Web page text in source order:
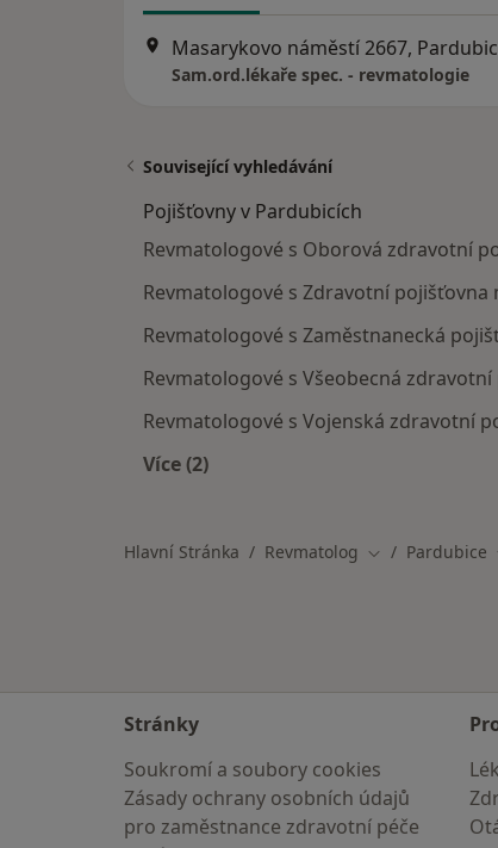
Masarykovo náměstí 2667,
Sam.ord.lékaře spec. - revmatologie
Související vyhledávání
Pojišťovny v Pardubicích
Revmatologové s Oborová zdravotní
Revmatologové s Zdravotní
Revmatologové s Zaměstnanecká
Revmatologové s Všeobecná
Revmatologové s Vojenská zdravotní
Více (2)
Hlavní Stránka Revmatolog Změna města
Pardubice
Stránky
Soukromí a soubory cookies
Zásady ochrany osobních údajů
pro zaměstnance zdravotní péče